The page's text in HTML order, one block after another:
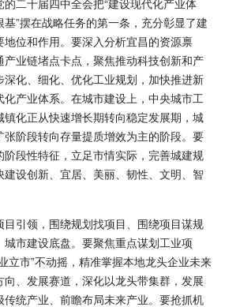
”摆在战略任务的第一条，充分彰显了建
位和作用。要深入分析宜昌的资源禀
业链堵点卡点，聚焦推动科技创新和产
化、细化、优化工业规划，加快推进新
产业体系。在城市建设上，中央城市工
化正从快速增长期转向稳定发展期，城
阶段转向存量提质增效为主的阶段。要
段性特征，立足市情实际，完善城建规
设创新、宜居、美丽、韧性、文明、智
引领，围绕规划找项目、围绕项目谋规
市建设底盘。要聚焦重点谋划工业项
立市”不动摇，精准掌握本地龙头企业未来
、发展赛道，深化以龙头带集群，发展
统产业、前瞻布局未来产业。要抢抓机